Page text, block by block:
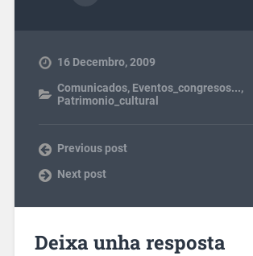
16 Decembro, 2009
Comunicados, Eventos_congresos...,
Patrimonio_cultural
Previous post
Next post
Deixa unha resposta